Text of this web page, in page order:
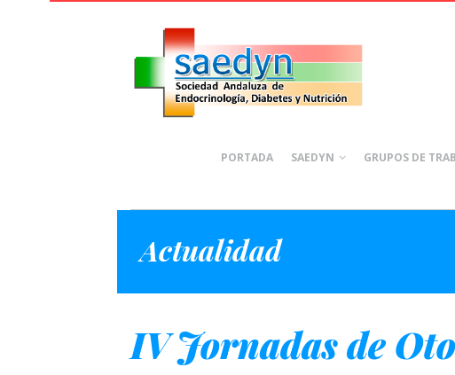
PORTADA SAEDYN GRUPOS DE
Actualidad
IV Jornadas de